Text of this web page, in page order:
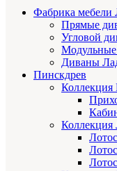
Фабрика мебели
Прямые
Угловой
Диваны
Пинскдрев